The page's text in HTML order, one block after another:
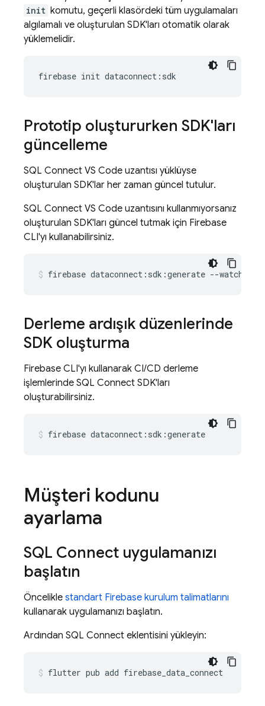
init komutu, geçerli klasördeki tüm uygulamaları
algılamalı ve oluşturulan SDK'ları otomatik olarak
yüklemelidir.
firebase init dataconnect : sdk
Prototip oluştururken SDK'ları
güncelleme
SQL Connect VS Code uzantısı yüklüyse
oluşturulan SDK'lar her zaman güncel tutulur.
SQL Connect VS Code uzantısını kullanmıyorsanız
oluşturulan SDK'ları güncel tutmak için Firebase
CLI'yı kullanabilirsiniz.
firebase dataconnect:sdk:generate --watch
Derleme ardışık düzenlerinde
SDK oluşturma
Firebase CLI'yı kullanarak CI/CD derleme
işlemlerinde SQL Connect SDK'ları
oluşturabilirsiniz.
firebase dataconnect:sdk:generate
Müşteri kodunu
ayarlama
SQL Connect uygulamanızı
başlatın
Öncelikle standart Firebase kurulum talimatlarını
kullanarak uygulamanızı başlatın.
Ardından SQL Connect eklentisini yükleyin:
flutter pub add firebase_data_connect